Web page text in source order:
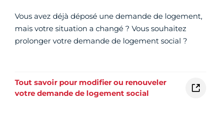
Vous avez déjà déposé une demande de logement,
mais votre situation a changé ? Vous souhaitez
prolonger votre demande de logement social ?
Tout savoir pour modifier ou renouveler
votre demande de logement social